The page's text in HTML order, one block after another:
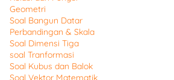
Geometri
Soal Bangun Datar
Perbandingan & Skala
Soal Dimensi Tiga
soal Tranformasi
Soal Kubus dan Balok
Soal Vektor Matematik